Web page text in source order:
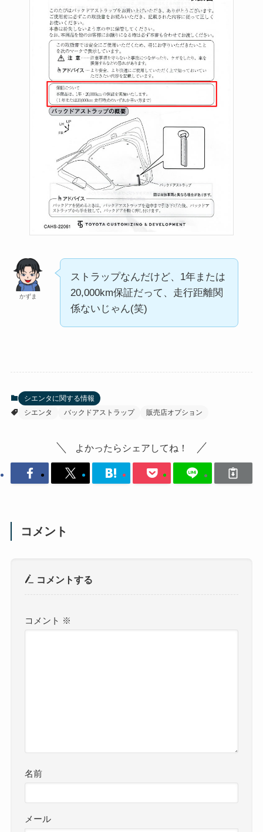
かずま
ストラップなんだけど、1年または
20,000km保証だって、走行距離関
係ないじゃん(笑)
シエンタに関する情報
シエンタ
バックドアストラップ 販売店オプション
よかったらシェアしてね！
コメント
コメントする
コメント ※
名前
メール